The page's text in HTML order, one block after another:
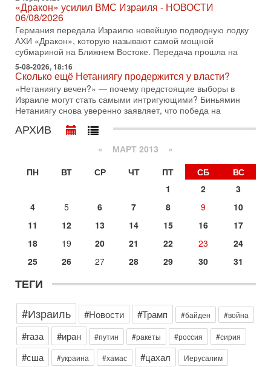
31/07/2026
Сегодня президент США Дональд Трамп заявил о
достижении исторического соглашения о полном
разоружении ХАМАСа и других вооруженных группировок в
Иран доведет Трампа до крайних мер? Разбор и
оценка от военного обозревателя Давида Шарпа
Ситуация вокруг противостояния Ирана и США накаляется
с каждым днем. Почему Трамп в самый последний момент
отменил решение о нанесении тяжелых ударов
30-07-2026, 16:54
Покупатель авиакомпании «Аркия» намерен
запретить полеты по субботам!
Вокруг возможной продажи авиакомпании «Аркия»
разгорается громкий конфликт.
Трамп готовит удар по Ирану - НОВОСТИ 30/07/2026
возможность масштабной военной операции против Ирана
после ракетной атаки на американскую базу в
Трамп взбешен атакой на базы! Иран играет с огнем.
В эфире телеканала ITON-TV политолог Цви Маген,
АМАН, глава спецслужбы "Натив", ‎Чрезвычайный и
Вчера, 17:49
Оснащен ли израильский «Дракон» ядерным
оружием?
Израиль получил от Германии новейшую подводную лодку
«Дракон» усилил ВМС Израиля - НОВОСТИ
06/08/2026
Германия передала Израилю новейшую подводную лодку
АХИ «Дракон», которую называют самой мощной
субмариной на Ближнем Востоке. Передача прошла на
5-08-2026, 18:16
Сколько ещё Нетаниягу продержится у власти?
«Нетаниягу вечен?» — почему предстоящие выборы в
Израиле могут стать самыми интригующими? Биньямин
Нетаниягу снова уверенно заявляет, что победа на
АРХИВ
« МАРТ 2013 »
ПН
ВТ СР ЧТ ПТ СБ
ВС
1
2
3
4
5 6 7 8 9
10
11
12 13 14 15 16
17
18
19 20 21 22 23
24
25
26 27 28 29 30 31
ТЕГИ
#Израиль
#Новости #Трамп #байден #война
#газа #иран #путин #ракеты #россия #сирия
#сша #украина #хамас #цахал Иерусалим